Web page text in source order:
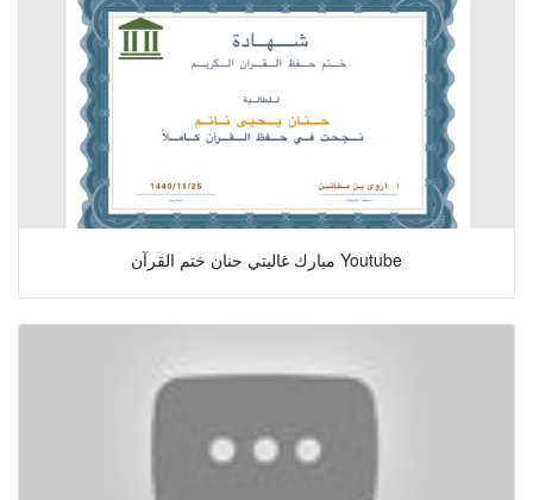
مبارك غاليتي حنان ختم القرآن Youtube